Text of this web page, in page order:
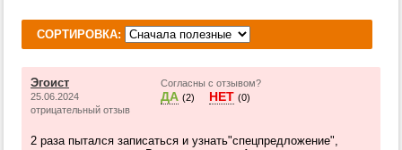
СОРТИРОВКА:
Эгоист
25.06.2024
отрицательный отзыв
Согласны с отзывом?
ДА (2) НЕТ (0)
2 раза пытался записаться и узнать"спецпредложение",